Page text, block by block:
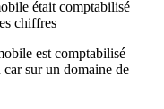
était comptabilisé
chiffres
est comptabilisé
sur un domaine de